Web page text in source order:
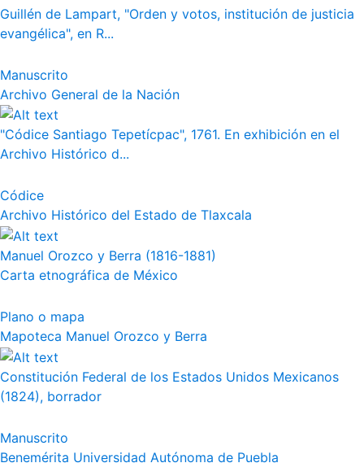
Guillén de Lampart, "Orden y votos, institución de justicia
evangélica", en R...
Manuscrito
Archivo General de la Nación
"Códice Santiago Tepetícpac", 1761. En exhibición en el
Archivo Histórico d...
Códice
Archivo Histórico del Estado de Tlaxcala
Manuel Orozco y Berra (1816-1881)
Carta etnográfica de México
Plano o mapa
Mapoteca Manuel Orozco y Berra
Constitución Federal de los Estados Unidos Mexicanos
(1824), borrador
Manuscrito
Benemérita Universidad Autónoma de Puebla